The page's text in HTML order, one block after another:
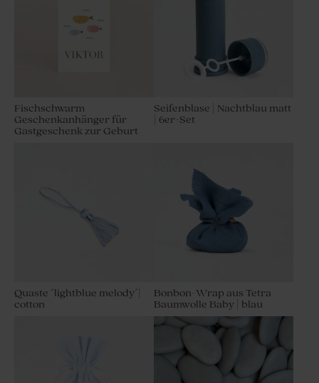
Fischschwarm
Geschenkanhänger für
Gastgeschenk zur Geburt
Seifenblase | Nachtblau matt
| 6er-Set
Quaste ´lightblue melody´|
cotton
Bonbon-Wrap aus Tetra
Baumwolle Baby | blau